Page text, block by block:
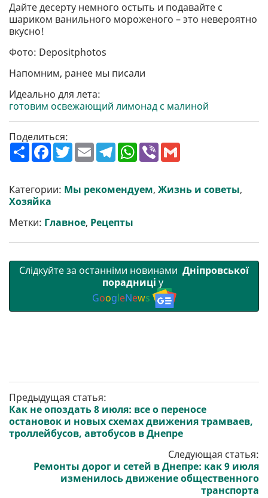
Дайте десерту немного остыть и подавайте с
шариком ванильного мороженого – это невероятно
вкусно!
Фото: Depositphotos
Напомним, ранее мы писали
Идеально для лета:
готовим освежающий лимонад с малиной
Поделиться:
П
о
р
и
т
F
a
b
o
T
w
t
e
E
m
l
T
e
g
r
W
h
s
A
V
r l
Категории: Мы рекомендуем, Жизнь и советы,
Хозяйка
Метки: Главное, Рецепты
Слідкуйте за останніми новинами Дніпровської
порадниці у
GoogleNews
Предыдущая статья:
Как не опоздать 8 июля: все о переносе
остановок и новых схемах движения трамваев,
троллейбусов, автобусов в Днепре
Следующая статья:
Ремонты дорог и сетей в Днепре: как 9 июля
изменилось движение общественного
транспорта